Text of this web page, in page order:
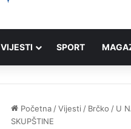
VIJESTI SPORT
Početna /Vijesti / Brčko / U
SKUPŠTINE